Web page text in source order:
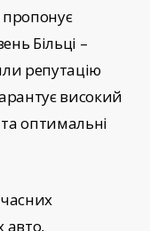
Більці –
репутацію
високий
та оптимальні
авто,